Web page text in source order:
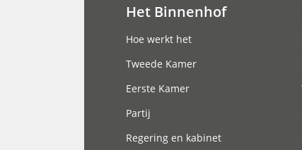
Het Binnenhof
Hoe werkt het
Tweede Kamer
Eerste Kamer
Partij
Regering en kabinet